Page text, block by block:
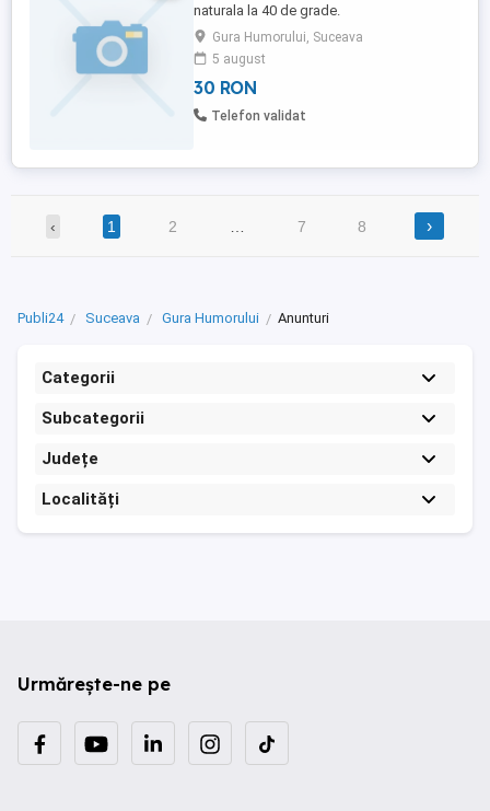
naturala la 40 de grade.
Gura Humorului, Suceava
5 august
30 RON
Telefon validat
‹ 1 2 7 8 ›
Publi24 Suceava Gura Humorului Anunturi
Categorii
Subcategorii
Județe
Localități
Urmărește-ne pe